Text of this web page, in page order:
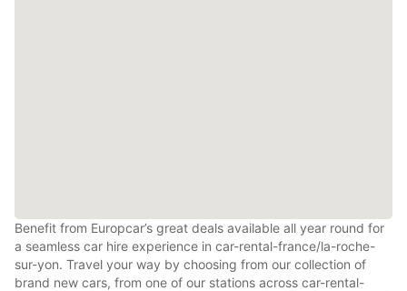
Benefit from Europcar’s great deals available all year round for
a seamless car hire experience in car-rental-france/la-roche-
sur-yon. Travel your way by choosing from our collection of
brand new cars, from one of our stations across car-rental-